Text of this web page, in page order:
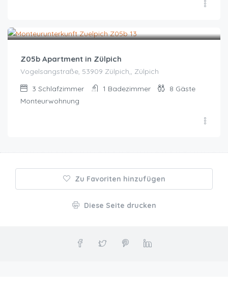
Z05b Apartment in Zülpich
Vogelsangstraße, 53909 Zülpich,, Zülpich
3 Schlafzimmer 1 Badezimmer 8 Gäste
Monteurwohnung
Zu Favoriten hinzufügen
Diese Seite drucken